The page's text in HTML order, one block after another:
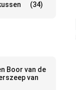
(34)
Boor van de
van